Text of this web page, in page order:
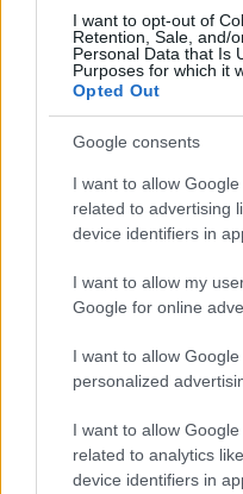
I want to opt-out of
Retention, Sale, and/
Personal Data that Is
Purposes for which it
Opted Out
Google consents
I want to allow
related to advertising
device identifiers in
I want to allow my
Google for online
I want to allow
personalized
I want to allow
related to analytics
device identifiers in
Olasz tüzérség által
E nap estéjén óriási
Raktárunk, konyhánk
nélkül volt. Sok
holmikat le tudtuk